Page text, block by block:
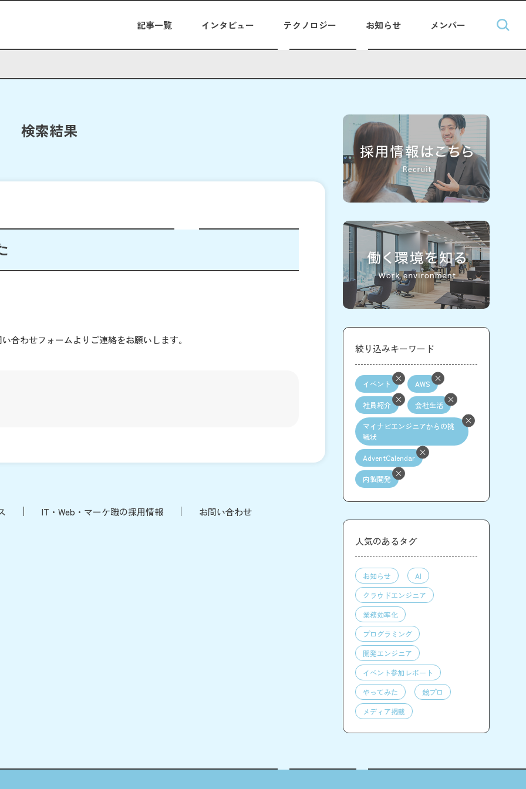
記事一覧 インタビュー テクノロジー お知らせ メンバー
検索結果
合わせフォームよりご連絡をお願いします。
IT・Web・マーケ職の採用情報 お問い合わせ
絞り込みキーワード
イベント AWS
社員紹介 会社生活
マイナビエンジニアからの挑
戦状
AdventCalendar
内製開発
人気のあるタグ
お知らせ
AI
クラウドエンジニア
業務効率化
プログラミング
開発エンジニア
イベント参加レポート
やってみた
競プロ
メディア掲載